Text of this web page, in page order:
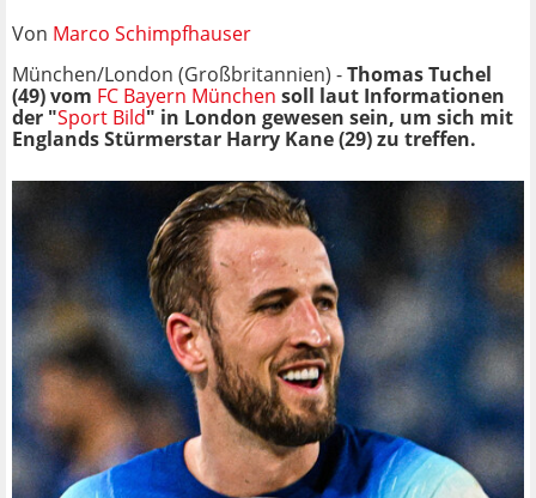
Von Marco Schimpfhauser
München/London (Großbritannien) -Thomas Tuchel
(49) vom FC Bayern München soll laut Informationen
der "Sport Bild" in London gewesen sein, um sich mit
Englands Stürmerstar Harry Kane (29) zu treffen.